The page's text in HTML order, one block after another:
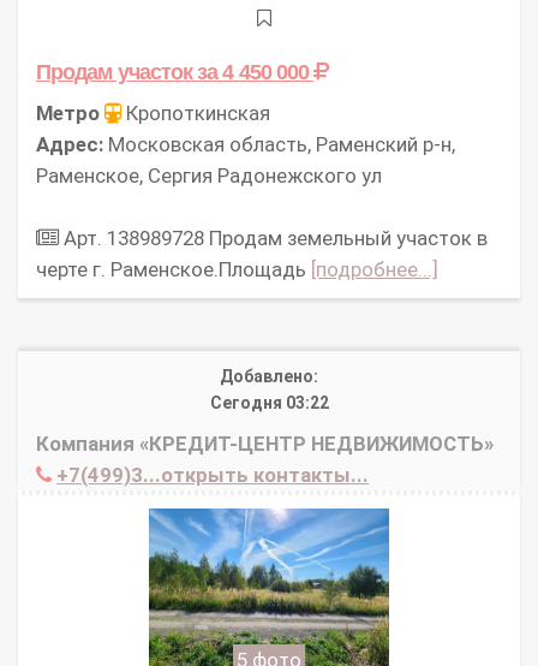
Продам участокза 4 450 000
Метро
Кропоткинская
Адрес: Московская область, Раменский р-н,
Раменское, Сергия Радонежского ул
Арт. 138989728 Продам земельный участок в
черте г. Раменское.Площадь [подробнее...]
Добавлено:
Сегодня 03:22
Компания «КРЕДИТ-ЦЕНТР НЕДВИЖИМОСТЬ»
+7(499)3...открыть контакты...
5 фото